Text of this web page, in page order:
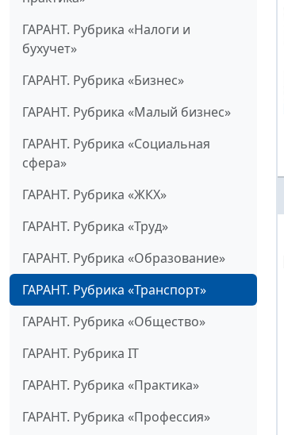
ГАРАНТ. Рубрика «Налоги и
бухучет»
ГАРАНТ. Рубрика «Бизнес»
ГАРАНТ. Рубрика «Малый бизнес»
ГАРАНТ. Рубрика «Социальная
сфера»
ГАРАНТ. Рубрика «ЖКХ»
ГАРАНТ. Рубрика «Труд»
ГАРАНТ. Рубрика «Образование»
ГАРАНТ. Рубрика «Транспорт»
ГАРАНТ. Рубрика «Общество»
ГАРАНТ. Рубрика IT
ГАРАНТ. Рубрика «Практика»
ГАРАНТ. Рубрика «Профессия»